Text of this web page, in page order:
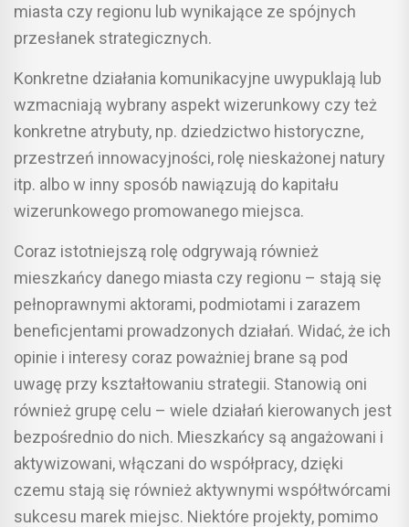
miasta czy regionu lub wynikające ze spójnych
przesłanek strategicznych.
Konkretne działania komunikacyjne uwypuklają lub
wzmacniają wybrany aspekt wizerunkowy czy też
konkretne atrybuty, np. dziedzictwo historyczne,
przestrzeń innowacyjności, rolę nieskażonej natury
itp. albo w inny sposób nawiązują do kapitału
wizerunkowego promowanego miejsca.
Coraz istotniejszą rolę odgrywają również
mieszkańcy danego miasta czy regionu – stają się
pełnoprawnymi aktorami, podmiotami i zarazem
beneficjentami prowadzonych działań. Widać, że ich
opinie i interesy coraz poważniej brane są pod
uwagę przy kształtowaniu strategii. Stanowią oni
również grupę celu – wiele działań kierowanych jest
bezpośrednio do nich. Mieszkańcy są angażowani i
aktywizowani, włączani do współpracy, dzięki
czemu stają się również aktywnymi współtwórcami
sukcesu marek miejsc. Niektóre projekty, pomimo